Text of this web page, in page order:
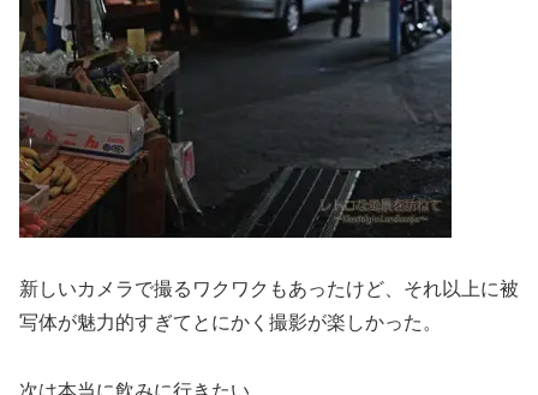
新しいカメラで撮るワクワクもあったけど、それ以上に被
写体が魅力的すぎてとにかく撮影が楽しかった。
次は本当に飲みに行きたい。